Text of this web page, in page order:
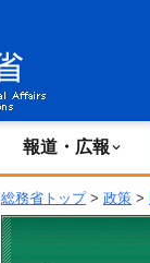
報道・広報
総務省トップ> 政策 >